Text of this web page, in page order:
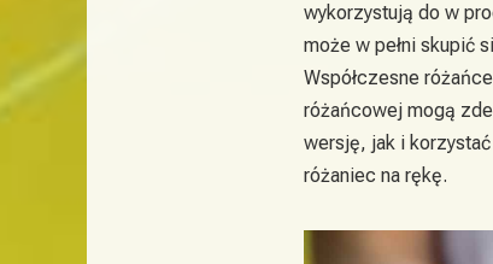
wykorzystują do w
może w pełni skupić
Współczesne
różańcowej mogą
wersję, jak i
różaniec na rękę.